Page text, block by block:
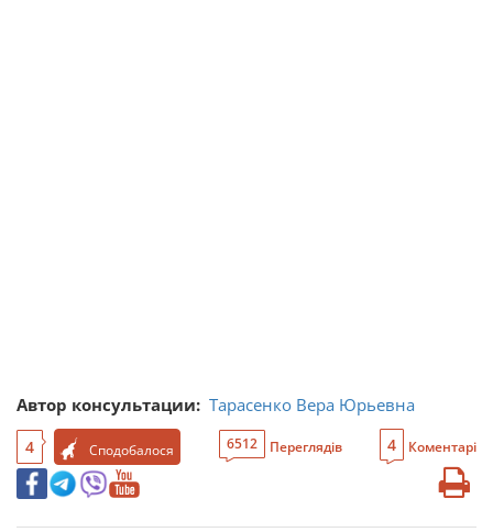
Автор консультации: Тарасенко Вера Юрьевна
4 Сподобалося 6512 Переглядів 4 Коментарі